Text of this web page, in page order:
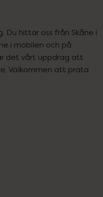
Du hittar oss från Skåne i
i mobilen och på
det vårt uppdrag att
Välkommen att prata